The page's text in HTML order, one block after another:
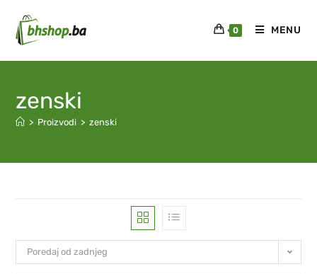
0 MENU
zenski
> Proizvodi > zenski
Poredaj od zadnjeg